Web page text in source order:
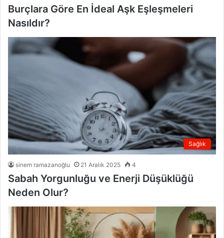
Burçlara Göre En İdeal Aşk Eşleşmeleri
Nasıldır?
Sağlık
sinem ramazanoğlu 21 Aralık 2025 4
Sabah Yorgunluğu ve Enerji Düşüklüğü
Neden Olur?